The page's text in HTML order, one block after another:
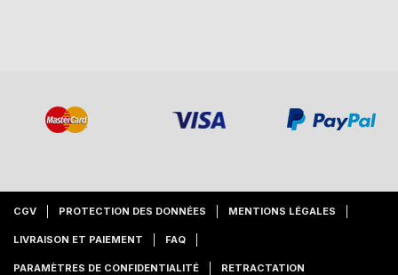
CGV PROTECTION DES DONNÉES MENTIONS LÉGALES
LIVRAISON ET PAIEMENT FAQ
PARAMÈTRES DE CONFIDENTIALITÉ RETRACTATION